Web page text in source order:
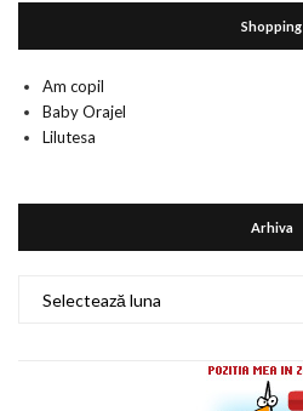
Shopping
Am copil
Baby Orajel
Lilutesa
Arhiva